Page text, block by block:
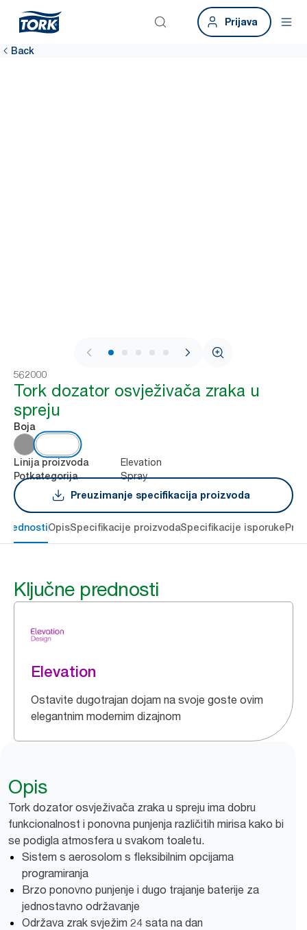
Prijava
Back
1 / 6
562000
Tork dozator osvježivača zraka u
spreju
Boja
Linija proizvoda Elevation
Potkategorija
Spray
Preuzimanje specifikacija proizvoda
prednostiOpisSpecifikacije proizvodaSpecifikacije isporuke
Ključne prednosti
Elevation
Ostavite dugotrajan dojam na svoje goste ovim
elegantnim modernim dizajnom
Opis
Tork dozator osvježivača zraka u spreju ima dobru
funkcionalnost i ponovna punjenja različitih mirisa kako bi
se podigla atmosfera u svakom toaletu.
Sistem s aerosolom s fleksibilnim opcijama
programiranja
Brzo ponovno punjenje i dugo trajanje baterije za
jednostavno održavanje
Održava zrak svježim 24 sata na dan